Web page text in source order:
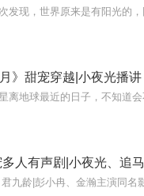
》甜宠穿越|小夜光播讲
人有声剧|小夜光、追马